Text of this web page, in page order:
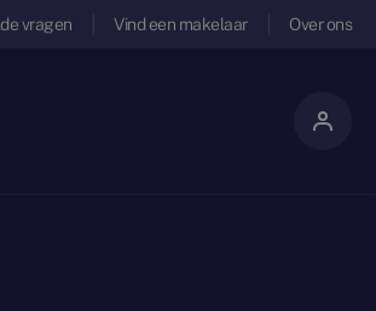
vragen Vind een makelaar Over ons